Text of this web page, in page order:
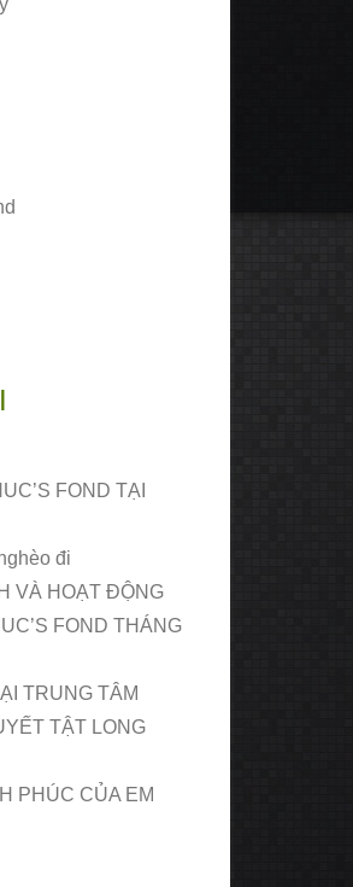
FOND TẠI
đi
VÀ HOẠT ĐỘNG
FOND THÁNG
TRUNG TÂM
TẬT LONG
PHÚC CỦA EM